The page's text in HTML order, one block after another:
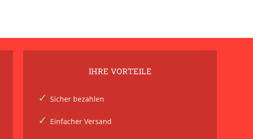
IHRE VORTEILE
Sicher bezahlen
Einfacher Versand